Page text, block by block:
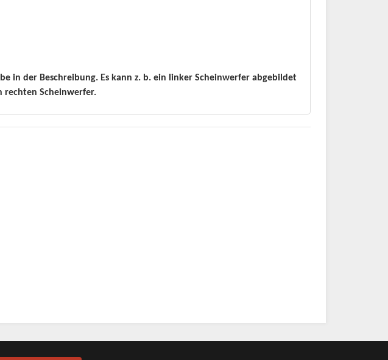
in der Beschreibung. Es kann z. b. ein linker Scheinwerfer abgebildet
rechten Scheinwerfer.